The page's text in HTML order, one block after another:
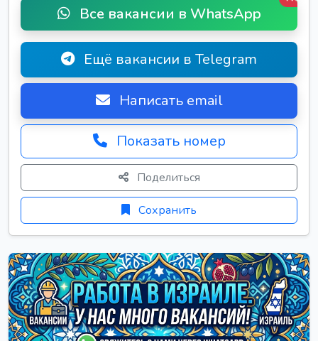
Все вакансии в WhatsApp
Ещё вакансии в Telegram
Написать email
Показать номер
Поделиться
Сохранить